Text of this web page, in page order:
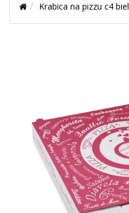
KATEGÓRIÁCH
Krabica na pizzu c4